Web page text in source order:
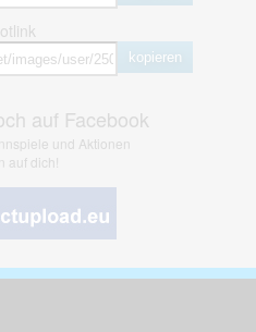
kopieren
auf Facebook
und Aktionen
auf dich!